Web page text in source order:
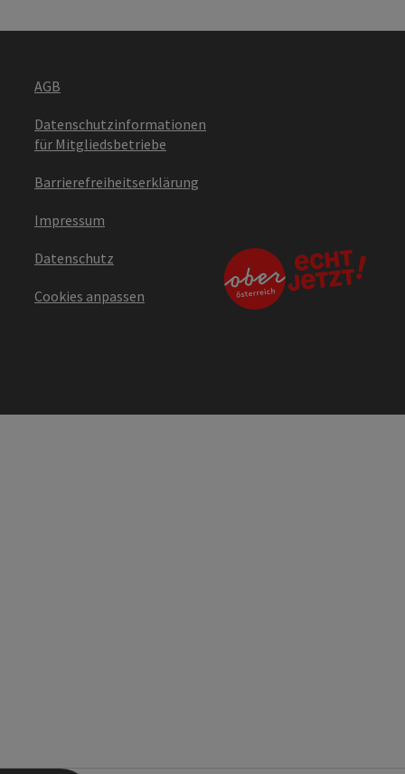
AGB
Datenschutzinformationen
für Mitgliedsbetriebe
Barrierefreiheitserklärung
Impressum
Datenschutz
Cookies anpassen